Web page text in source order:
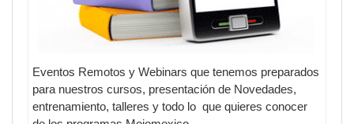
Eventos Remotos y Webinars que tenemos preparados
para nuestros cursos, presentación de Novedades,
entrenamiento, talleres y todo lo que quieres conocer